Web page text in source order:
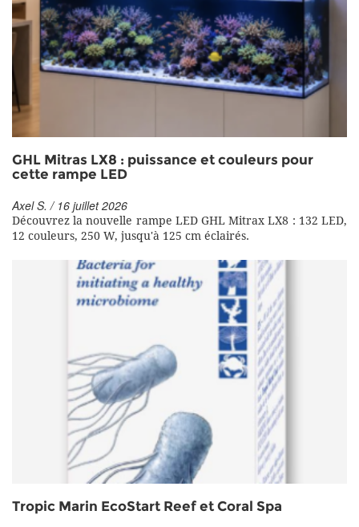
GHL Mitras LX8 : puissance et couleurs pour
cette rampe LED
Axel S. / 16 juillet 2026
Découvrez la nouvelle rampe LED GHL Mitrax LX8 : 132 LED,
12 couleurs, 250 W, jusqu'à 125 cm éclairés.
Tropic Marin EcoStart Reef et Coral Spa